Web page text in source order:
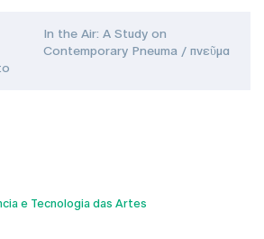
In the Air: A Study on
Contemporary Pneuma / πνεῦμα
e Tecnologia das Artes